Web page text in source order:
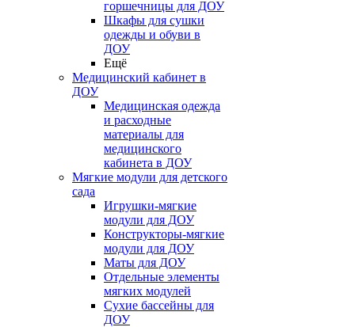
горшечницы для ДОУ
Шкафы для сушки
одежды и обуви в
ДОУ
Ещё
Медицинский кабинет в
ДОУ
Медицинская одежда
и расходные
материалы для
медицинского
кабинета в ДОУ
Мягкие модули для детского
сада
Игрушки-мягкие
модули для ДОУ
Конструкторы-мягкие
модули для ДОУ
Маты для ДОУ
Отдельные элементы
мягких модулей
Сухие бассейны для
ДОУ